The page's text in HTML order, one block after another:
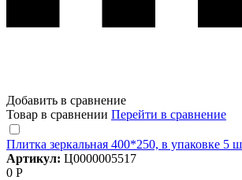
Добавить в сравнение
Товар в сравнении Перейти в сравнение
Плитка зеркальная 400*250, в упаковке 5
Артикул: Ц0000005517
0 Р